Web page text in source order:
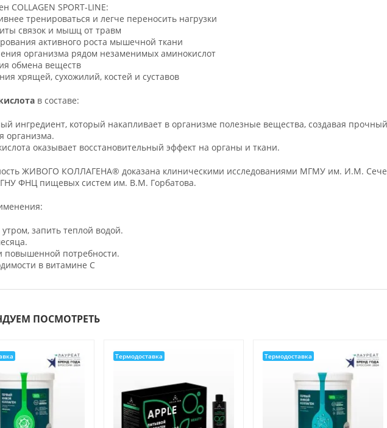
COLLAGEN SPORT-LINE:
тренироваться и легче переносить нагрузки
связок и мышц от травм
активного роста мышечной ткани
организма рядом незаменимых аминокислот
обмена веществ
хрящей, сухожилий, костей и суставов
в составе:
ингредиент, который накапливает в организме полезные вещества, создавая
организма.
оказывает восстановительный эффект на органы и ткани.
ЖИВОГО КОЛЛАГЕНА® доказана клиническими исследованиями МГМУ им. И.М.
ФНЦ пищевых систем им. В.М. Горбатова.
утром, запить теплой водой.
повышенной потребности.
в витамине C
ПОСМОТРЕТЬ
Термодоставка Термодоставка